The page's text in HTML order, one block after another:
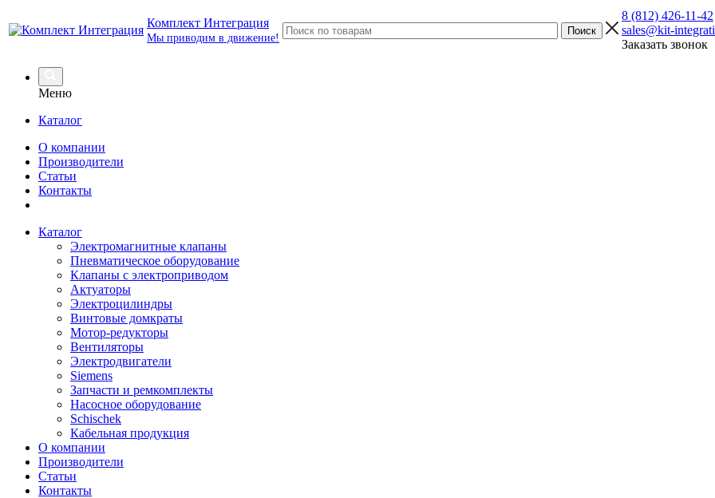
Комплект Интеграция
Мы приводим в движение!
8 (812) 426-11-42
sales@kit-
Заказать звонок
Меню
Каталог
О компании
Производители
Статьи
Контакты
Каталог
Электромагнитные клапаны
Пневматическое оборудование
Клапаны с электроприводом
Актуаторы
Электроцилиндры
Винтовые домкраты
Мотор-редукторы
Вентиляторы
Электродвигатели
Siemens
Запчасти и ремкомплекты
Насосное оборудование
Schischek
Кабельная продукция
О компании
Производители
Статьи
Контакты